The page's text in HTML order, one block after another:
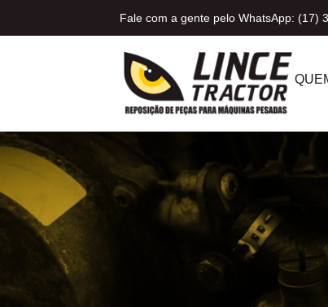
Fale com a gente pelo WhatsApp: (17)